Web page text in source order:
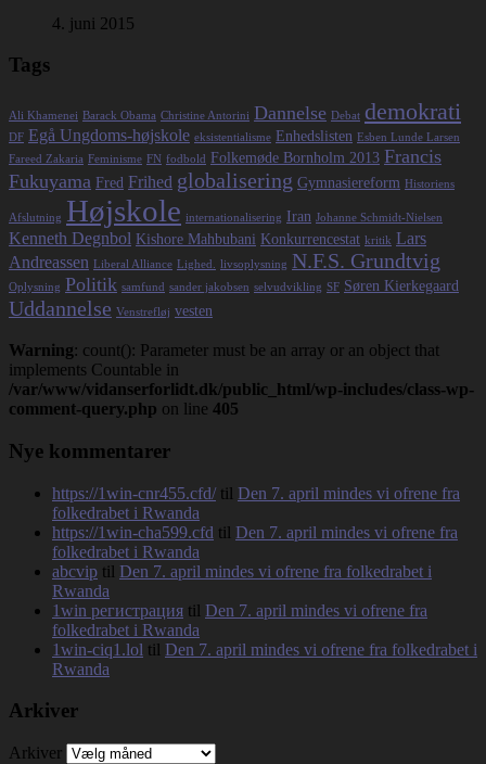
4. juni 2015
Tags
Ali Khamenei Barack Obama Christine Antorini Dannelse Debat demokrati
DF Egå Ungdoms-højskole eksistentialisme Enhedslisten Esben Lunde Larsen
Fareed Zakaria Feminisme FN fodbold Folkemøde Bornholm 2013 Francis
Fukuyama Fred Frihed globalisering Gymnasiereform Historiens
Afslutning Højskole internationalisering Iran Johanne Schmidt-Nielsen
Kenneth Degnbol Kishore Mahbubani Konkurrencestat kritik Lars
Andreassen Liberal Alliance Lighed. livsoplysning N.F.S. Grundtvig
Oplysning Politik samfund sander jakobsen selvudvikling SF Søren Kierkegaard
Uddannelse Venstrefløj vesten
Warning: count(): Parameter must be an array or an object that
implements Countable in
/var/www/vidanserforlidt.dk/public_html/wp-includes/class-wp-
comment-query.php on line 405
Nye kommentarer
https://1win-cnr455.cfd/til Den 7. april mindes vi ofrene fra
folkedrabet i Rwanda
https://1win-cha599.cfd til Den 7. april mindes vi ofrene fra
folkedrabet i Rwanda
abcvip til Den 7. april mindes vi ofrene fra folkedrabet i
Rwanda
1win регистрация til Den 7. april mindes vi ofrene fra
folkedrabet i Rwanda
1win-ciq1.lol til Den 7. april mindes vi ofrene fra folkedrabet i
Rwanda
Arkiver
Arkiver